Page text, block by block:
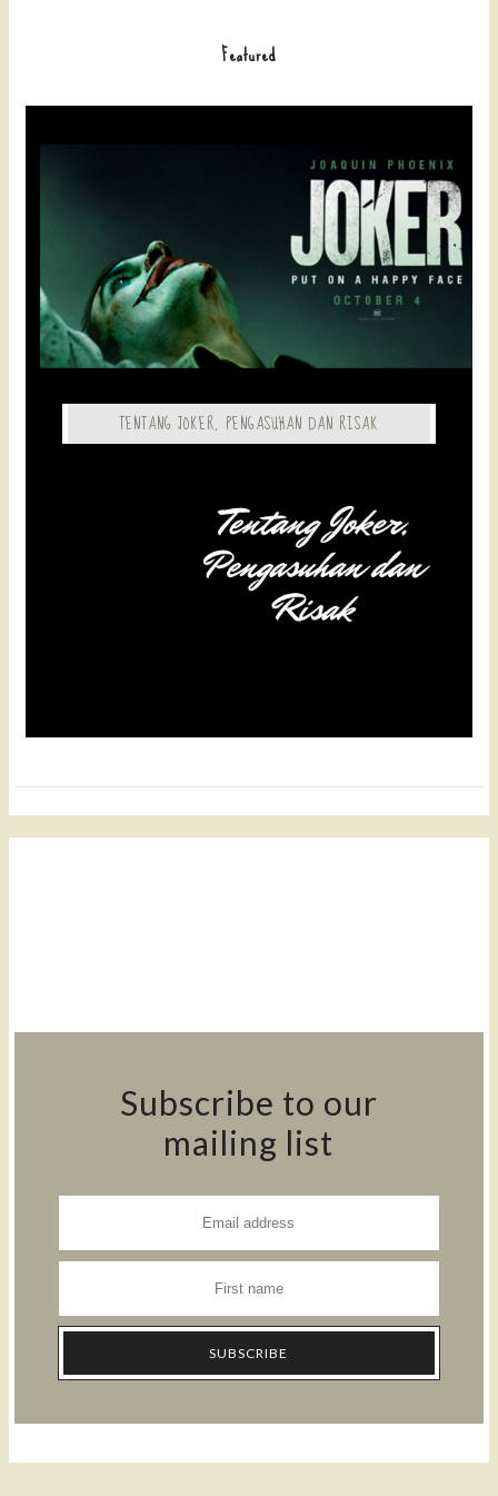
Featured
TENTANG JOKER, PENGASUHAN DAN RISAK
Subscribe to our
mailing list